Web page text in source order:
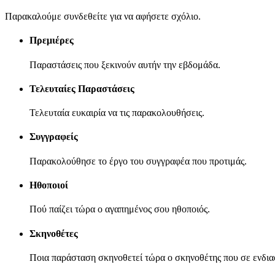
Παρακαλούμε συνδεθείτε για να αφήσετε σχόλιο.
Πρεμιέρες
Παραστάσεις που ξεκινούν αυτήν την εβδομάδα.
Τελευταίες Παραστάσεις
Τελευταία ευκαιρία να τις παρακολουθήσεις.
Συγγραφείς
Παρακολούθησε το έργο του συγγραφέα που προτιμάς.
Ηθοποιοί
Πού παίζει τώρα ο αγαπημένος σου ηθοποιός.
Σκηνοθέτες
Ποια παράσταση σκηνοθετεί τώρα ο σκηνοθέτης που σε